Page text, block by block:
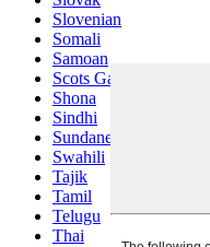
Slovenian
Somali
Samoan
Scots Gaelic
Shona
Sindhi
Sundanese
Swahili
Tajik
Tamil
Telugu
Thai